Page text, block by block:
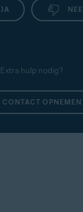
JA NEE
Extra hulp nodig?
CONTACT OPNEMEN